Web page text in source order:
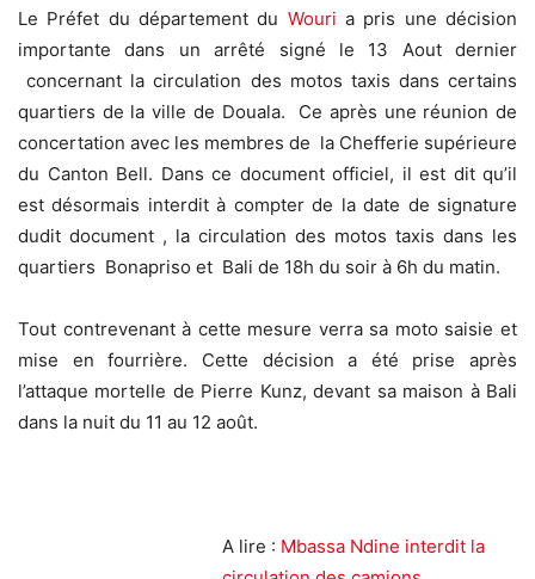
Le Préfet du département du Wouri a pris une décision
importante dans un arrêté signé le 13 Aout dernier
concernant la circulation des motos taxis dans certains
quartiers de la ville de Douala. Ce après une réunion de
concertation avec les membres de la Chefferie supérieure
du Canton Bell. Dans ce document officiel, il est dit qu’il
est désormais interdit à compter de la date de signature
dudit document , la circulation des motos taxis dans les
quartiers Bonapriso et Bali de 18h du soir à 6h du matin.
Tout contrevenant à cette mesure verra sa moto saisie et
mise en fourrière. Cette décision a été prise après
l’attaque mortelle de Pierre Kunz, devant sa maison à Bali
dans la nuit du 11 au 12 août.
A lire : Mbassa Ndine interdit la